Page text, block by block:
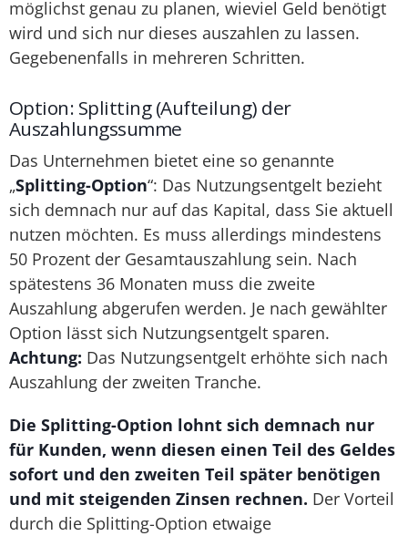
möglichst genau zu planen, wieviel Geld benötigt
wird und sich nur dieses auszahlen zu lassen.
Gegebenenfalls in mehreren Schritten.
Option: Splitting (Aufteilung) der
Auszahlungssumme
Das Unternehmen bietet eine so genannte
„Splitting-Option“: Das Nutzungsentgelt bezieht
sich demnach nur auf das Kapital, dass Sie aktuell
nutzen möchten. Es muss allerdings mindestens
50 Prozent der Gesamtauszahlung sein. Nach
spätestens 36 Monaten muss die zweite
Auszahlung abgerufen werden. Je nach gewählter
Option lässt sich Nutzungsentgelt sparen.
Achtung: Das Nutzungsentgelt erhöhte sich nach
Auszahlung der zweiten Tranche.
Die Splitting-Option lohnt sich demnach nur
für Kunden, wenn diesen einen Teil des Geldes
sofort und den zweiten Teil später benötigen
und mit steigenden Zinsen rechnen. Der Vorteil
durch die Splitting-Option etwaige